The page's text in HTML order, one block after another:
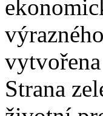
Strana